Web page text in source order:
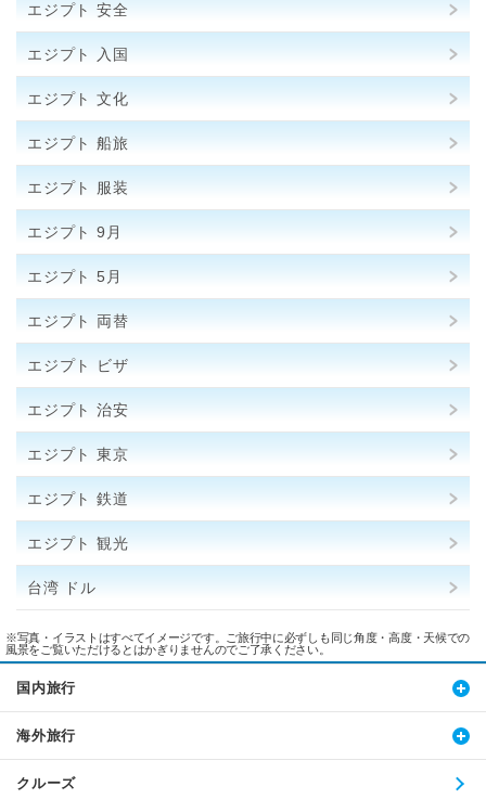
エジプト 安全
エジプト 入国
エジプト 文化
エジプト 船旅
エジプト 服装
エジプト 9月
エジプト 5月
エジプト 両替
エジプト ビザ
エジプト 治安
エジプト 東京
エジプト 鉄道
エジプト 観光
台湾 ドル
※写真・イラストはすべてイメージです。ご旅行中に必ずしも同じ角度・高度・天候での
風景をご覧いただけるとはかぎりませんのでご了承ください。
国内旅行
海外旅行
クルーズ